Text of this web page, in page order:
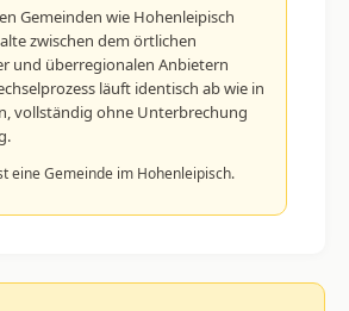
Gemeinden wie Hohenleipisch
zwischen dem örtlichen
und überregionalen Anbietern
läuft identisch ab wie in
vollständig ohne Unterbrechung
eine Gemeinde im Hohenleipisch.